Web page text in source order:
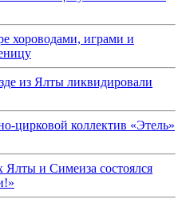
хороводами, играми и
из Ялты ликвидировали
цирковой коллектив «Этель»
Ялты и Симеиза состоялся